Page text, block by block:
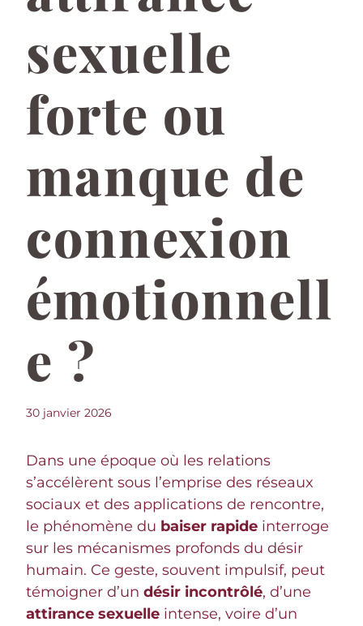
sexuelle
forte ou
manque de
connexion
émotionnell
e ?
30 janvier 2026
Dans une époque où les relations
s’accélèrent sous l’emprise des réseaux
sociaux et des applications de rencontre,
le phénomène du baiser rapide interroge
sur les mécanismes profonds du désir
humain. Ce geste, souvent impulsif, peut
témoigner d’un désir incontrôlé, d’une
attirance sexuelle intense, voire d’un